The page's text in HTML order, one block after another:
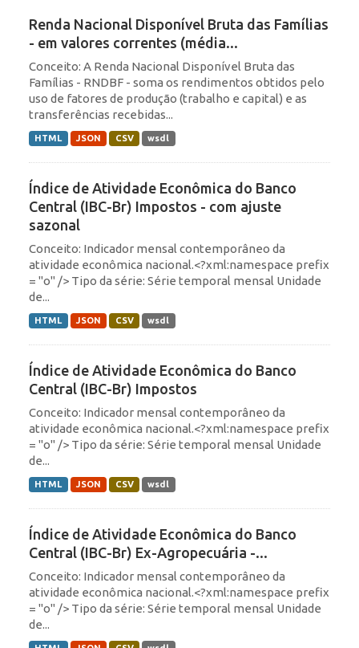
Renda Nacional Disponível Bruta das Famílias
- em valores correntes (média...
Conceito: A Renda Nacional Disponível Bruta das
Famílias - RNDBF - soma os rendimentos obtidos pelo
uso de fatores de produção (trabalho e capital) e as
transferências recebidas...
HTML JSON CSV wsdl
Índice de Atividade Econômica do Banco
Central (IBC-Br) Impostos - com ajuste
sazonal
Conceito: Indicador mensal contemporâneo da
atividade econômica nacional.<?xml:namespace prefix
= "o" /> Tipo da série: Série temporal mensal Unidade
de...
HTML JSON CSV wsdl
Índice de Atividade Econômica do Banco
Central (IBC-Br) Impostos
Conceito: Indicador mensal contemporâneo da
atividade econômica nacional.<?xml:namespace prefix
= "o" /> Tipo da série: Série temporal mensal Unidade
de...
HTML JSON CSV wsdl
Índice de Atividade Econômica do Banco
Central (IBC-Br) Ex-Agropecuária -...
Conceito: Indicador mensal contemporâneo da
atividade econômica nacional.<?xml:namespace prefix
= "o" /> Tipo da série: Série temporal mensal Unidade
de...